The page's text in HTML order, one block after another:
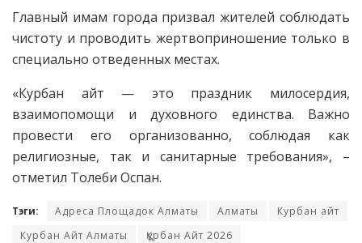
Главный имам города призвал жителей соблюдать
чистоту и проводить жертвоприношение только в
специально отведенных местах.
«Курбан айт — это праздник милосердия,
взаимопомощи и духовного единства. Важно
провести его организованно, соблюдая как
религиозные, так и санитарные требования», –
отметил Толеби Оспан.
Тэги: Адреса Площадок Алматы Алматы
Курбан айт
Курбан Айт Алматы
Құрбан Айт 2026